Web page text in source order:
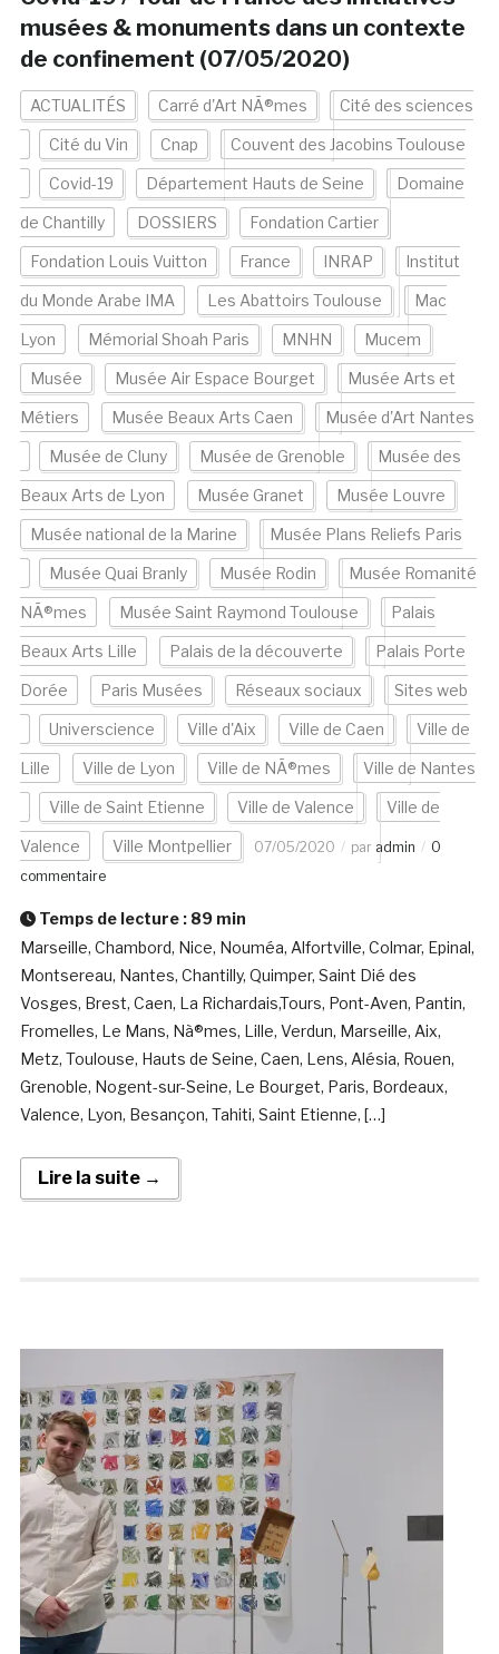
musées & monuments dans un contexte
de confinement (07/05/2020)
ACTUALITÉS Carré d'Art NÃ®mes Cité des sciences
Cité du Vin Cnap Couvent des Jacobins Toulouse
Covid-19 Département Hauts de Seine Domaine
de Chantilly DOSSIERS Fondation Cartier
Fondation Louis Vuitton France INRAP Institut
du Monde Arabe IMA Les Abattoirs Toulouse Mac
Lyon Mémorial Shoah Paris MNHN Mucem
Musée Musée Air Espace Bourget Musée Arts et
Métiers Musée Beaux Arts Caen Musée d'Art Nantes
Musée de Cluny Musée de Grenoble Musée des
Beaux Arts de Lyon Musée Granet Musée Louvre
Musée national de la Marine Musée Plans Reliefs Paris
Musée Quai Branly Musée Rodin Musée Romanité
NÃ®mes Musée Saint Raymond Toulouse Palais
Beaux Arts Lille Palais de la découverte Palais Porte
Dorée Paris Musées Réseaux sociaux Sites web
Universcience Ville d'Aix Ville de Caen Ville de
Lille Ville de Lyon Ville de NÃ®mes Ville de Nantes
Ville de Saint Etienne Ville de Valence Ville de
Valence Ville Montpellier 07/05/2020 par admin
0
commentaire
Temps de lecture : 89 min
Marseille, Chambord, Nice, Nouméa, Alfortville, Colmar, Epinal,
Montsereau, Nantes, Chantilly, Quimper, Saint Dié des
Vosges, Brest, Caen, La Richardais,Tours, Pont-Aven, Pantin,
Fromelles, Le Mans, Nà®mes, Lille, Verdun, Marseille, Aix,
Metz, Toulouse, Hauts de Seine, Caen, Lens, Alésia, Rouen,
Grenoble, Nogent-sur-Seine, Le Bourget, Paris, Bordeaux,
Valence, Lyon, Besançon, Tahiti, Saint Etienne, […]
Lire la suite →